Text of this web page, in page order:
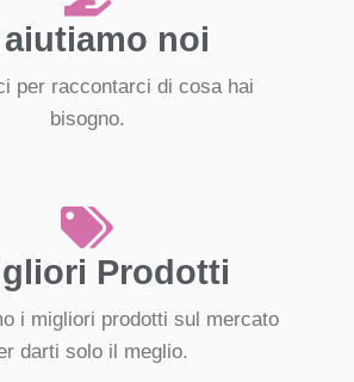
noi
per raccontarci di cosa hai
bisogno.
Prodotti
i migliori prodotti sul mercato
darti solo il meglio.